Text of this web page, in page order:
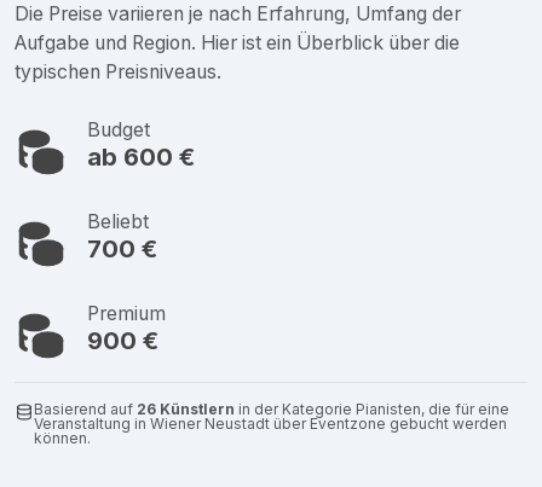
Die Preise variieren je nach Erfahrung, Umfang der
Aufgabe und Region. Hier ist ein Überblick über die
typischen Preisniveaus.
Budget
ab 600 €
Beliebt
700 €
Premium
900 €
Basierend auf 26 Künstlern in der Kategorie Pianisten, die für eine
Veranstaltung in Wiener Neustadt über Eventzone gebucht werden
können.